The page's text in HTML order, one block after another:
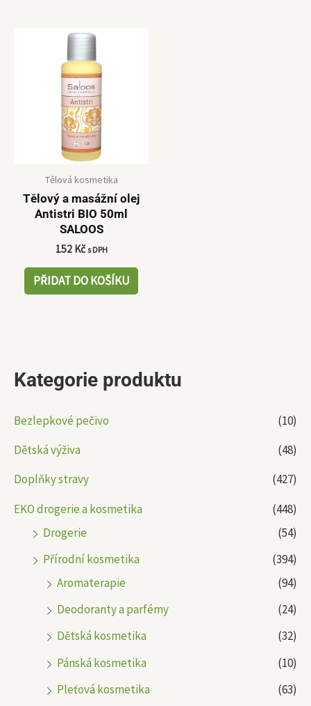
Kategorie produktu
Bezlepkové pečivo
(10)
Dětská výživa
(48)
Doplňky stravy
(427)
EKO drogerie a kosmetika
(448)
Drogerie
(54)
Přírodní kosmetika
(394)
Aromaterapie
(94)
Deodoranty a parfémy
(24)
Dětská kosmetika
(32)
Pánská kosmetika
(10)
Pleťová kosmetika
(63)
Tělová kosmetika
Tělový a masážní olej
Antistri BIO 50ml
SALOOS
152 Kč s DPH
PŘIDAT DO KOŠÍKU